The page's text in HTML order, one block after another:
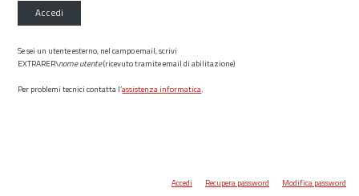
Accedi
Se sei un utente esterno, nel campo email, scrivi
EXTRARER\nome utente(ricevuto tramite email di abilitazione)
Per problemi tecnici contatta l’assistenza informatica.
Accedi Recupera password Modifica password